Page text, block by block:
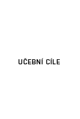
UČEBNÍ CÍLE